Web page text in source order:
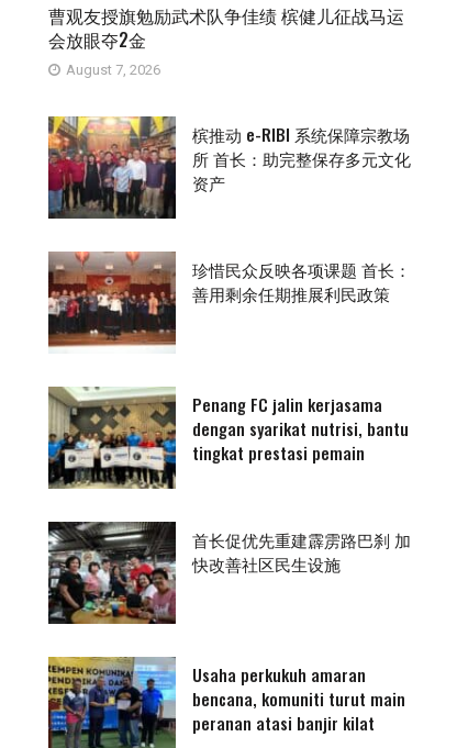
曹观友授旗勉励武术队争佳绩 槟健儿征战马运
会放眼夺2金
August 7, 2026
槟推动 e-RIBI 系统保障宗教场
所 首长：助完整保存多元文化
资产
珍惜民众反映各项课题 首长：
善用剩余任期推展利民政策
Penang FC jalin kerjasama
dengan syarikat nutrisi, bantu
tingkat prestasi pemain
首长促优先重建霹雳路巴刹 加
快改善社区民生设施
Usaha perkukuh amaran
bencana, komuniti turut main
peranan atasi banjir kilat